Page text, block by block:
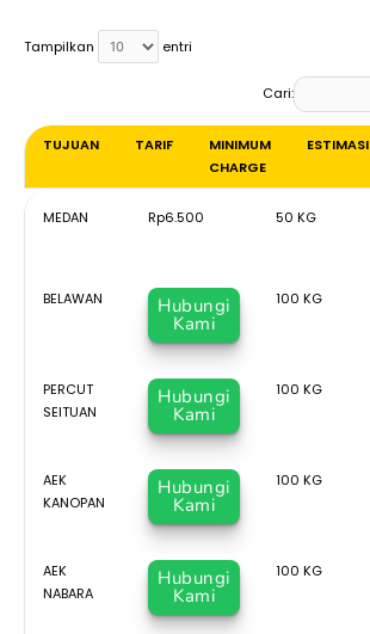
Tampilkan entri
Cari:
TUJUAN TARIF
MINIMUM
CHARGE
ESTIMASI
CHARGE
MEDAN
Rp6.500 50 KG
BELAWAN Hubungi
Kami
100 KG
PERCUT
SEITUAN
Hubungi
Kami
100 KG
AEK
KANOPAN
Hubungi
Kami
100 KG
AEK
NABARA
Hubungi
Kami
100 KG